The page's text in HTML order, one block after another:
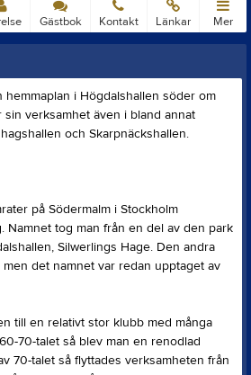
Gästbok Kontakt Länkar Mer
hemmaplan i Högdalshallen söder om
verksamhet även i bland annat
och Skarpnäckshallen.
på Södermalm i Stockholm
Namnet tog man från en del av den park
Silwerlings Hage. Den andra
det namnet var redan upptaget av
till en relativt stor klubb med många
70-talet så blev man en renodlad
70-talet så flyttades verksamheten från